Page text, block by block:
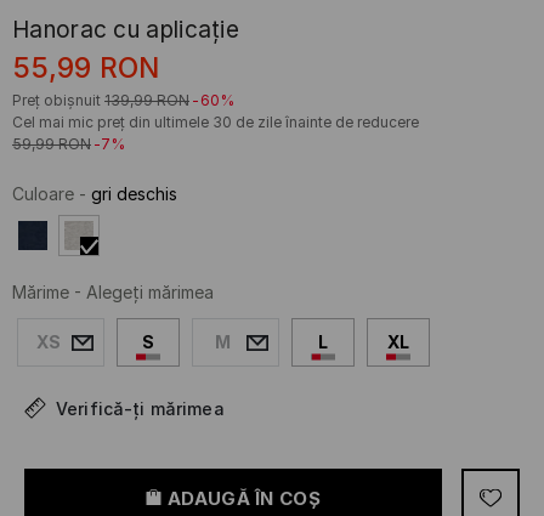
Hanorac cu aplicație
55,99 RON
Preț obișnuit 139,99 RON -60%
Cel mai mic preț din ultimele 30 de zile înainte de reducere
59,99 RON -7%
Culoare - gri deschis
Mărime - Alegeţi mărimea
XS S M L XL
Verifică-ți mărimea
ADAUGĂ ÎN COŞ